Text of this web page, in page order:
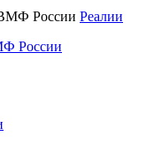
Реалии
России